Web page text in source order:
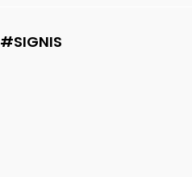
#SIGNIS